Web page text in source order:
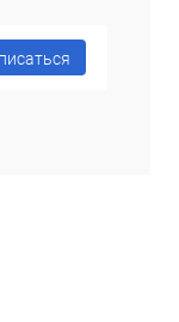
Под заказ